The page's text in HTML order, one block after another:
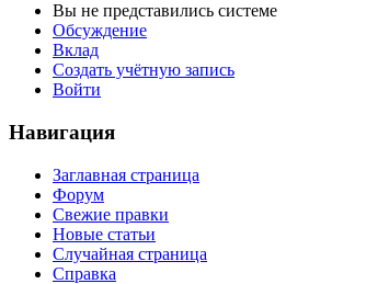
Вы не представились системе
Обсуждение
Вклад
Создать учётную запись
Войти
Навигация
Заглавная страница
Форум
Свежие правки
Новые статьи
Случайная страница
Справка